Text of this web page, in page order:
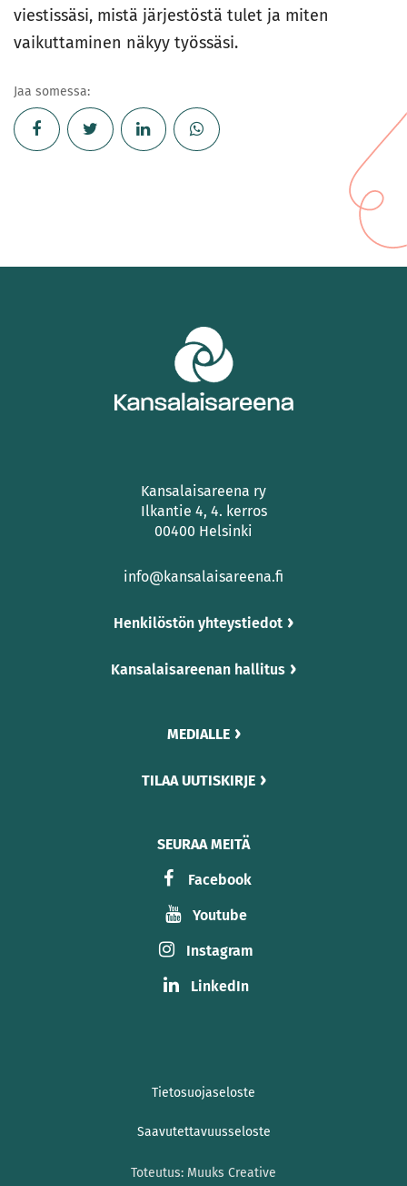
viestissäsi, mistä järjestöstä tulet ja miten
vaikuttaminen näkyy työssäsi.
Jaa somessa:
Kansalaisareena ry
Ilkantie 4, 4. kerros
00400 Helsinki
info@kansalaisareena.fi
Henkilöstön yhteystiedot
Kansalaisareenan hallitus
MEDIALLE
TILAA UUTISKIRJE
SEURAA MEITÄ
Facebook
Youtube
Instagram
LinkedIn
Tietosuojaseloste
Saavutettavuusseloste
Toteutus: Muuks Creative